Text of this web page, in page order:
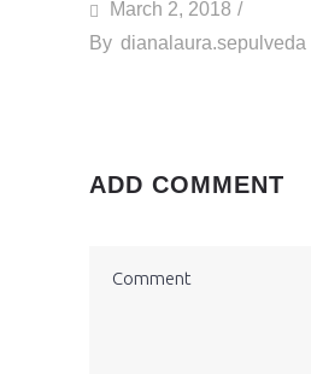
March 2, 2018
By dianalaura.sepulveda
ADD COMMENT